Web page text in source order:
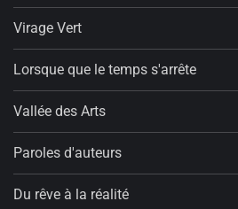
Virage Vert
Lorsque que le temps s'arrête
Vallée des Arts
Paroles d'auteurs
Du rêve à la réalité